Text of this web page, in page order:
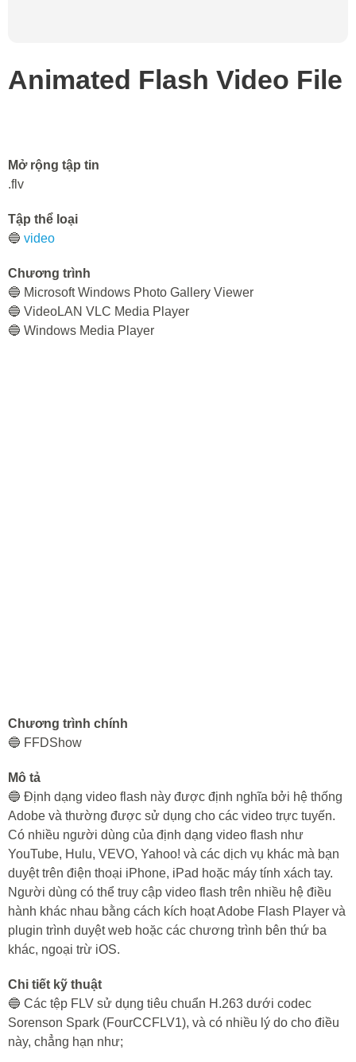
Animated Flash Video File
Mở rộng tập tin
.flv
Tập thể loại
🔵 video
Chương trình
🔵 Microsoft Windows Photo Gallery Viewer
🔵 VideoLAN VLC Media Player
🔵 Windows Media Player
Chương trình chính
🔵 FFDShow
Mô tả
🔵 Định dạng video flash này được định nghĩa bởi hệ thống
Adobe và thường được sử dụng cho các video trực tuyến.
Có nhiều người dùng của định dạng video flash như
YouTube, Hulu, VEVO, Yahoo! và các dịch vụ khác mà bạn
duyệt trên điện thoại iPhone, iPad hoặc máy tính xách tay.
Người dùng có thể truy cập video flash trên nhiều hệ điều
hành khác nhau bằng cách kích hoạt Adobe Flash Player và
plugin trình duyệt web hoặc các chương trình bên thứ ba
khác, ngoại trừ iOS.
Chi tiết kỹ thuật
🔵 Các tệp FLV sử dụng tiêu chuẩn H.263 dưới codec
Sorenson Spark (FourCCFLV1), và có nhiều lý do cho điều
này, chẳng hạn như;